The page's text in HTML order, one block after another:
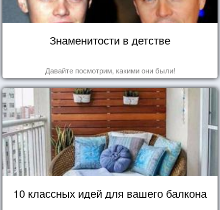
Знаменитости в детстве
Давайте посмотрим, какими они были!
10 классных идей для вашего балкона